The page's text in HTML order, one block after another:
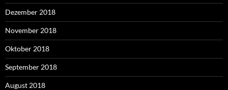
Dezember 2018
November 2018
Oktober 2018
September 2018
August 2018